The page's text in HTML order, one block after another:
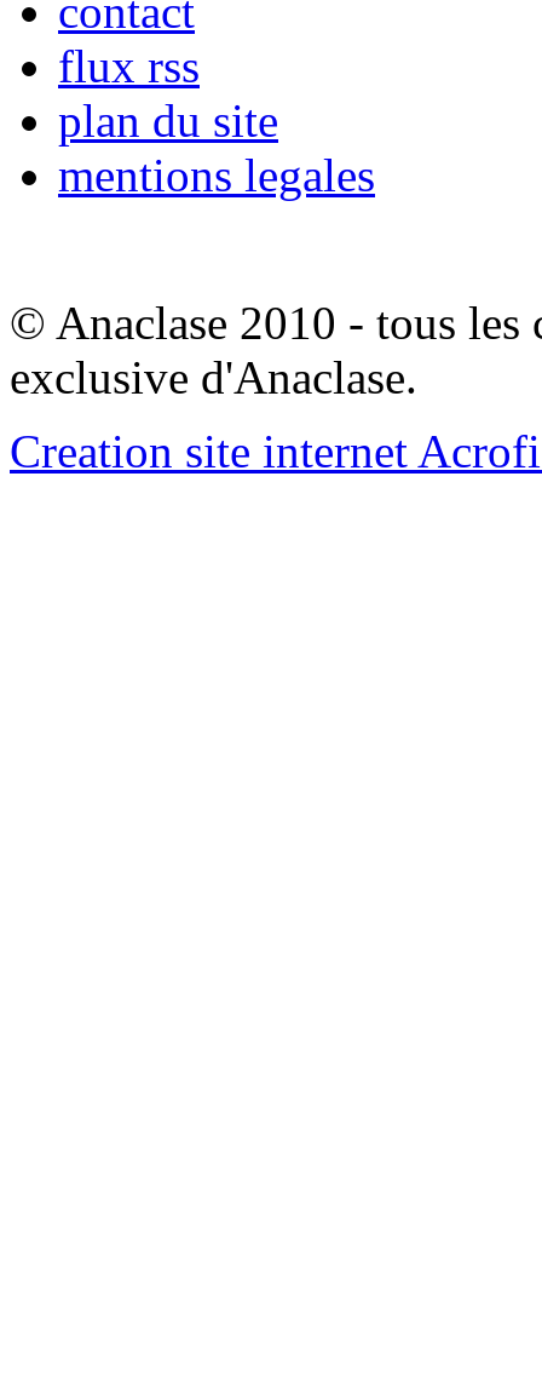
contact
flux rss
plan du site
mentions legales
© Anaclase 2010 - tous les
exclusive d'Anaclase.
Creation site internet